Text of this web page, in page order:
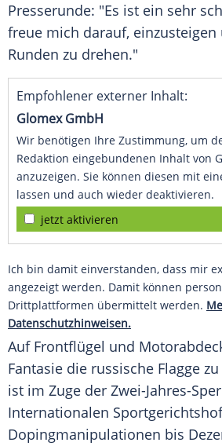
Presserunde: "Es ist ein sehr
freue mich darauf,
Runden zu drehen."
Empfohlener externer Inhalt:
Glomex GmbH
Wir benötigen Ihre Zustimmung, um
Redaktion eingebundenen Inhalt von
anzuzeigen. Sie können diesen mit
lassen und auch wieder deaktivieren.
jetzt aktivieren
Ich bin damit einverstanden, dass mir
angezeigt werden. Damit können
Drittplattformen übermittelt werden.
Datenschutzhinweisen.
Auf Frontflügel und
Fantasie die russische Flagge
ist im Zuge der Zwei-Jahres-
Internationalen Sportgerichtshof
Dopingmanipulationen bis